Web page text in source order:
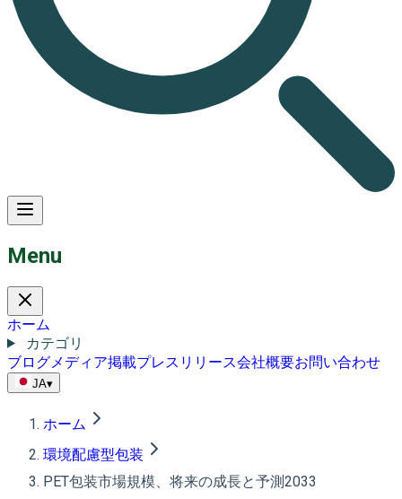
Menu
ホーム
カテゴリ
ブログメディア掲載プレスリリース会社概要お問い合わせ
JA▾
ホーム
環境配慮型包装
PET包装市場規模、将来の成長と予測2033